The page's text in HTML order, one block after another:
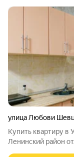
улица Любови
Купить квартиру в
Ленинский район отличный вариант для жизни или выгодной